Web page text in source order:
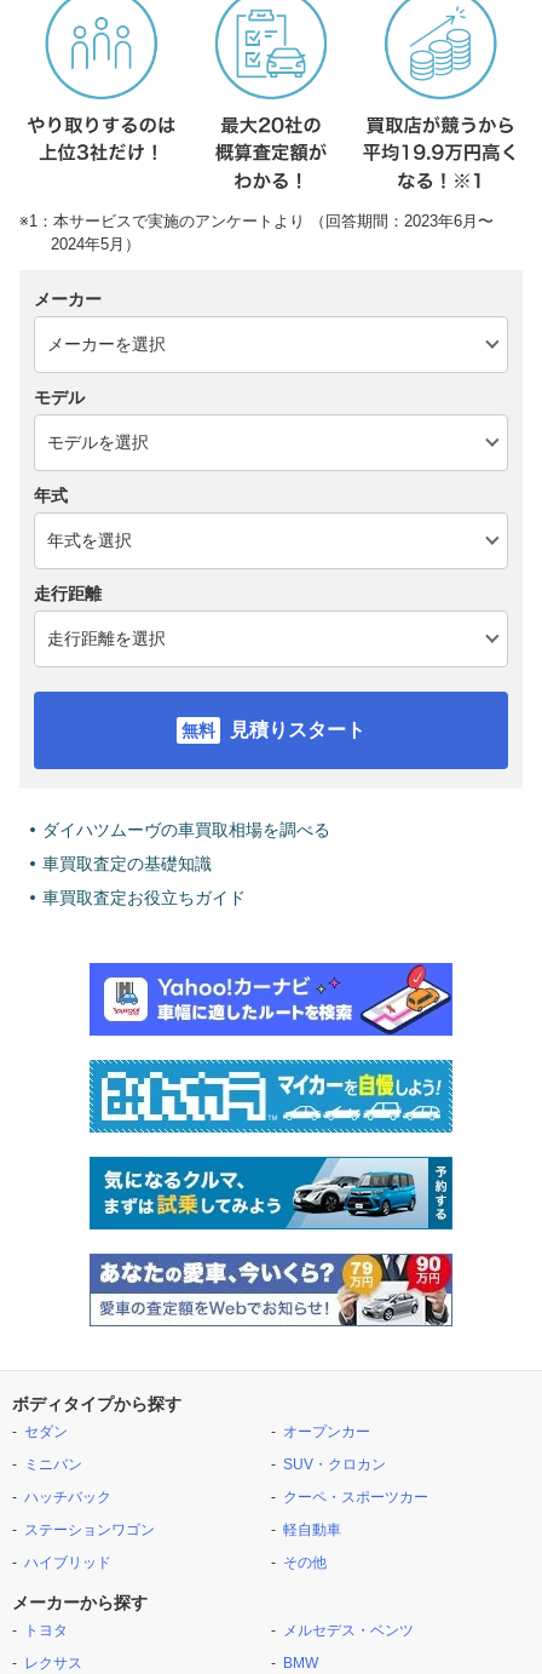
※1：本サービスで実施のアンケートより （回答期間：2023年6月〜
2024年5月）
メーカー
モデル
年式
走行距離
見積りスタート
ダイハツムーヴの車買取相場を調べる
車買取査定の基礎知識
車買取査定お役立ちガイド
ボディタイプから探す
セダン
ミニバン
ハッチバック
ステーションワゴン
ハイブリッド
オープンカー
SUV・クロカン
クーペ・スポーツカー
軽自動車
その他
メーカーから探す
トヨタ
レクサス
メルセデス・ベンツ
BMW